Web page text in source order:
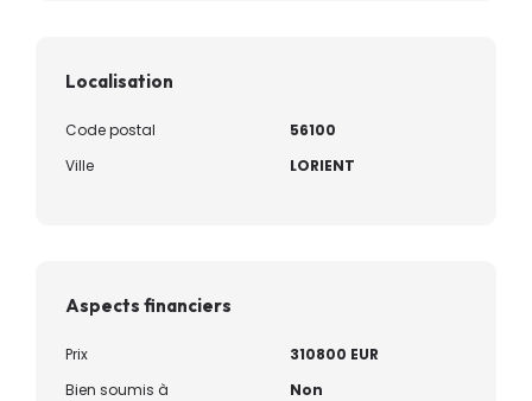
Localisation
Code postal
56100
Ville
LORIENT
Aspects financiers
Prix
310800 EUR
Bien soumis à
Non